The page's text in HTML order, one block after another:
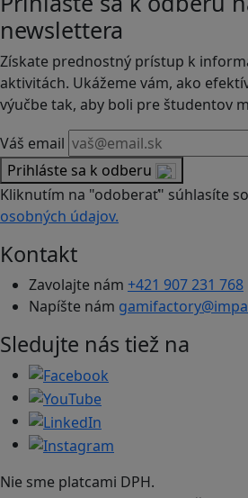
newslettera
Získate prednostný prístup k
aktivitách. Ukážeme vám, ako
výučbe tak, aby boli pre študentov
Váš email
Prihláste sa k odberu
Kliknutím na "odoberať" súhlasíte so
osobných údajov.
Kontakt
Zavolajte nám +421 907 231 768
Napíšte nám
Sledujte nás tiež na
Nie sme platcami DPH.